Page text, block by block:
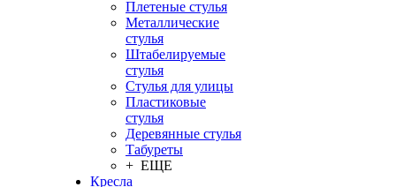
Плетеные стулья
Металлические
стулья
Штабелируемые
стулья
Стулья для улицы
Пластиковые
стулья
Деревянные стулья
Табуреты
+ ЕЩЕ
Кресла